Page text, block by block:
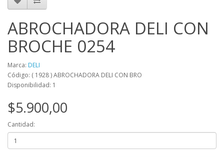
ABROCHADORA DELI CON
BROCHE 0254
Marca: DELI
Código: ( 1928 ) ABROCHADORA DELI CON BRO
Disponibilidad: 1
$5.900,00
Cantidad: